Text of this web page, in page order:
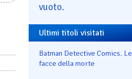
vuoto.
Ultimi titoli visitati
Batman Detective Comics. Le
facce della morte